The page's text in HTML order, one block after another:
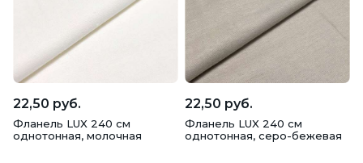
22,50 руб.
Фланель LUX 240 см
однотонная, молочная
22,50 руб.
Фланель LUX 240 см
однотонная, серо-бежевая